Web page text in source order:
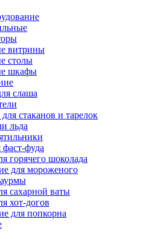
витрины
столы
шкафы
слаша
стаканов и тарелок
льда
фуда
горячего шоколада
для мороженого
сахарной ваты
хот-догов
для попкорна